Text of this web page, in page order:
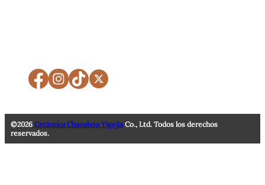
©2026 Cerámica Chaozhou Yigejia Co., Ltd. Todos los derechos
reservados.